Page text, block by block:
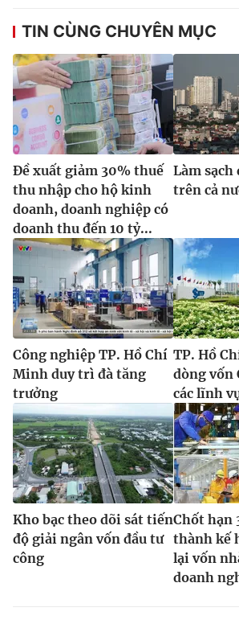
® Cấm sao chép dưới mọi hình thức nếu
thuận bằng văn bản. Ghi rõ nguồn VTV.vn
thông tin từ website này.
TIN CÙNG CHUYÊN MỤC
Đề xuất giảm 30% thuế
thu nhập cho hộ kinh
doanh, doanh nghiệp có
doanh thu đến 10 tỷ...
Làm sạch
trên cả
Công nghiệp TP. Hồ Chí
Minh duy trì đà tăng
trưởng
TP. Hồ
dòng vốn
các lĩnh
Kho bạc theo dõi sát tiến
độ giải ngân vốn đầu tư
công
Chốt hạn
thành kế
lại vốn
doanh